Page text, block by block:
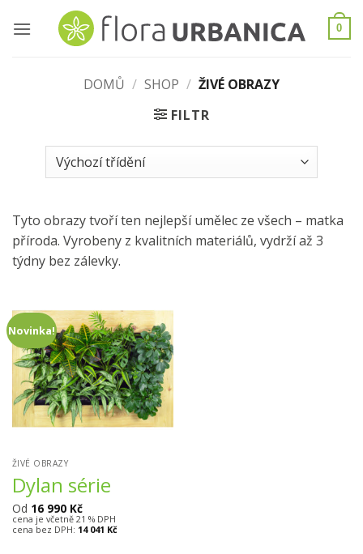
0
DOMŮ / SHOP / ŽIVÉ OBRAZY
FILTR
Tyto obrazy tvoří ten nejlepší umělec ze všech – matka
příroda. Vyrobeny z kvalitních materiálů, vydrží až 3
týdny bez zálevky.
Novinka!
ŽIVÉ OBRAZY
Dylan série
Od 16 990 Kč
cena je včetně 21 % DPH
cena bez DPH: 14 041 Kč